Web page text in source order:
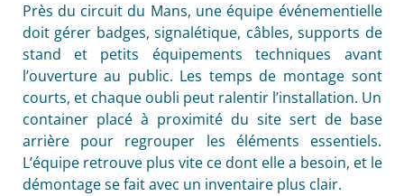
Près du circuit du Mans, une équipe événementielle
doit gérer badges, signalétique, câbles, supports de
stand et petits équipements techniques avant
l’ouverture au public. Les temps de montage sont
courts, et chaque oubli peut ralentir l’installation. Un
container placé à proximité du site sert de base
arrière pour regrouper les éléments essentiels.
L’équipe retrouve plus vite ce dont elle a besoin, et le
démontage se fait avec un inventaire plus clair.